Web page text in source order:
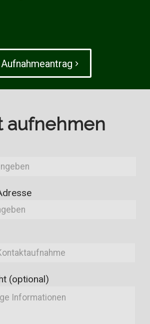
Aufnahme­antrag
aufnehmen
(optional)